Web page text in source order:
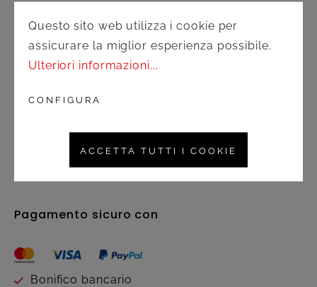
Servizio clienti
Attivo dal lunedì al venerdì nel
8.30 – 12.30 / 13.00 – 17.00
commerciale@amonnhotel.com
+39 045 6083311
Pagamento sicuro con
Bonifico bancario
Questo sito web utilizza i cookie per
assicurare la miglior esperienza possibile.
Ulteriori informazioni...
CONFIGURA
ACCETTA TUTTI I COOKIE